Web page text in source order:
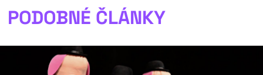
PODOBNÉ ČLÁNKY